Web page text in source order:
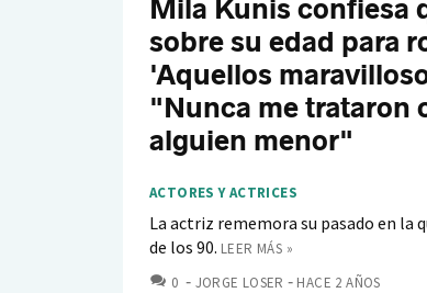
Mila Kunis confiesa
sobre su edad para
'Aquellos
"Nunca me trataron
alguien menor"
ACTORES Y ACTRICES
La actriz rememora su pasado en la
de los 90. LEER MÁS »
0 COMENTARIOS
JORGE LOSER HACE 2 AÑOS